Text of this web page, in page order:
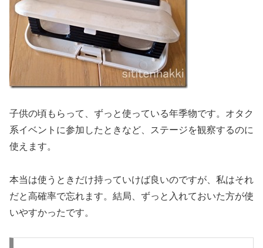
子供の頃もらって、ずっと使っている年季物です。オタク
系イベントに参加したときなど、ステージを観察するのに
使えます。
本当は使うときだけ持っていけば良いのですが、私はそれ
だと高確率で忘れます。結局、ずっと入れておいた方が使
いやすかったです。